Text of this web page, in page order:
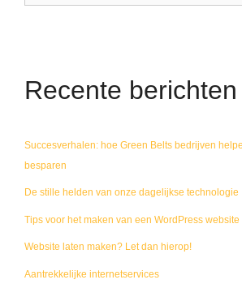
Recente berichten
Succesverhalen: hoe Green Belts bedrijven
besparen
De stille helden van onze dagelijkse technologie
Tips voor het maken van een WordPress website
Website laten maken? Let dan hierop!
Aantrekkelijke internetservices